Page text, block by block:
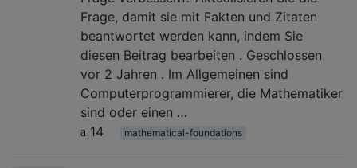
Frage, damit sie mit Fakten und Zitaten
beantwortet werden kann, indem Sie
diesen Beitrag bearbeiten . Geschlossen
vor 2 Jahren . Im Allgemeinen sind
Computerprogrammierer, die Mathematiker
sind oder einen …
14
mathematical-foundations